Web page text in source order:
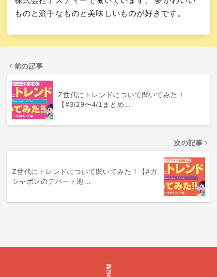
ものと派手なものと美味しいものが好きです。
前の記事
Z世代にトレンドについて聞いてみた！
【#3/29〜4/1まとめ…
次の記事
Z世代にトレンドについて聞いてみた！【#ガ
シャポンのデパート池…